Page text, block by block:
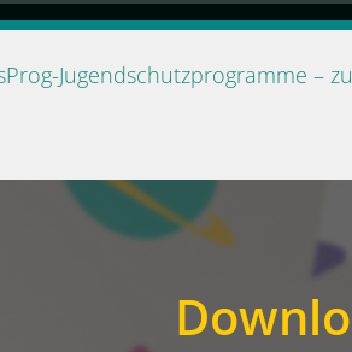
Jugendschutzprogramme –